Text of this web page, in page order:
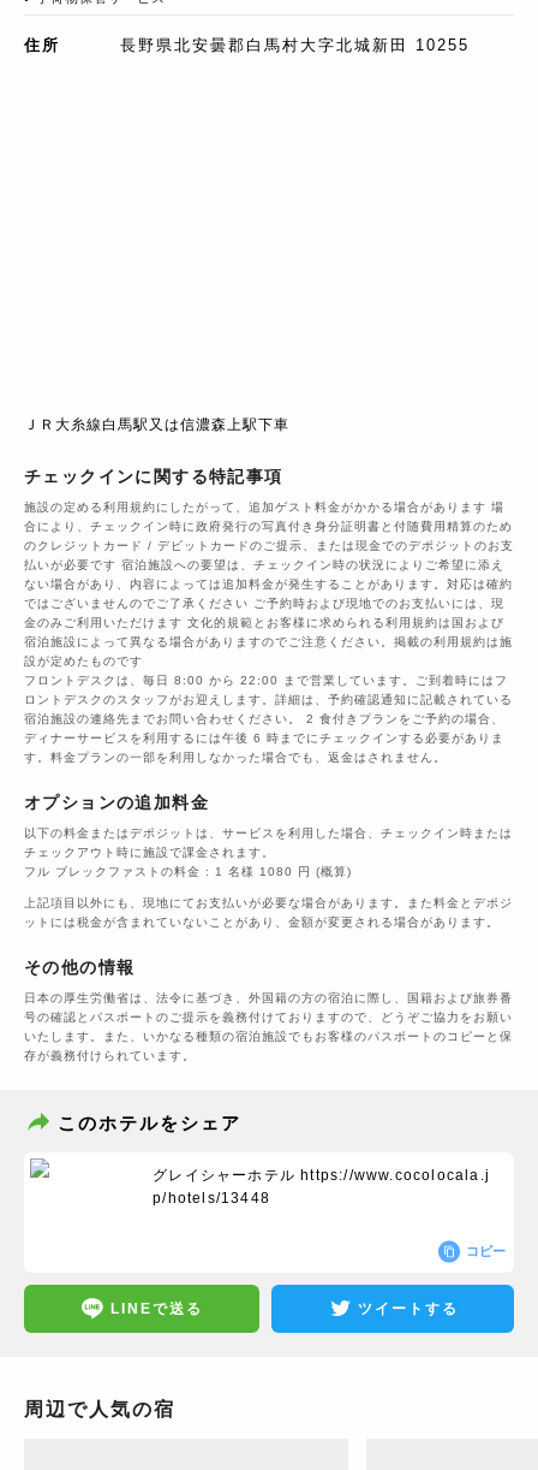
住所 長野県北安曇郡白馬村大字北城新田 10255
ＪＲ大糸線白馬駅又は信濃森上駅下車
チェックインに関する特記事項
施設の定める利用規約にしたがって、追加ゲスト料金がかかる場合があります 場
合により、チェックイン時に政府発行の写真付き身分証明書と付随費用精算のため
のクレジットカード / デビットカードのご提示、または現金でのデポジットのお支
払いが必要です 宿泊施設への要望は、チェックイン時の状況によりご希望に添え
ない場合があり、内容によっては追加料金が発生することがあります。対応は確約
ではございませんのでご了承ください ご予約時および現地でのお支払いには、現
金のみご利用いただけます 文化的規範とお客様に求められる利用規約は国および
宿泊施設によって異なる場合がありますのでご注意ください。掲載の利用規約は施
設が定めたものです
フロントデスクは、毎日 8:00 から 22:00 まで営業しています。ご到着時にはフ
ロントデスクのスタッフがお迎えします。詳細は、予約確認通知に記載されている
宿泊施設の連絡先までお問い合わせください。 2 食付きプランをご予約の場合、
ディナーサービスを利用するには午後 6 時までにチェックインする必要がありま
す。料金プランの一部を利用しなかった場合でも、返金はされません。
オプションの追加料金
以下の料金またはデポジットは、サービスを利用した場合、チェックイン時または
チェックアウト時に施設で課金されます。
フル ブレックファストの料金 : 1 名様 1080 円 (概算)
上記項目以外にも、現地にてお支払いが必要な場合があります。また料金とデポジ
ットには税金が含まれていないことがあり、金額が変更される場合があります。
その他の情報
日本の厚生労働省は、法令に基づき、外国籍の方の宿泊に際し、国籍および旅券番
号の確認とパスポートのご提示を義務付けておりますので、どうぞご協力をお願い
いたします。また、いかなる種類の宿泊施設でもお客様のパスポートのコピーと保
存が義務付けられています。
このホテルをシェア
グレイシャーホテル https://www.cocolocala.j
p/hotels/13448
コピー
LINEで送る ツイートする
周辺で人気の宿